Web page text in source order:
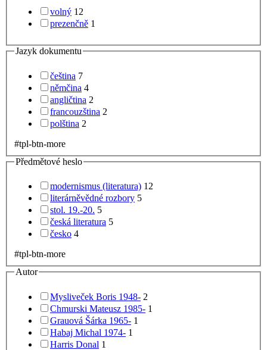
volný 12
prezenčně 1
Jazyk dokumentu
čeština 7
němčina 4
angličtina 2
francouzština 2
polština 2
#tpl-btn-more
Předmětové heslo
modernismus (literatura) 12
literárněvědné rozbory 5
stol. 19.-20. 5
česká literatura 5
česko 4
#tpl-btn-more
Autor
Mysliveček Boris 1948- 2
Chmurski Mateusz 1985- 1
Grauová Šárka 1965- 1
Habaj Michal 1974- 1
Harris Donal 1